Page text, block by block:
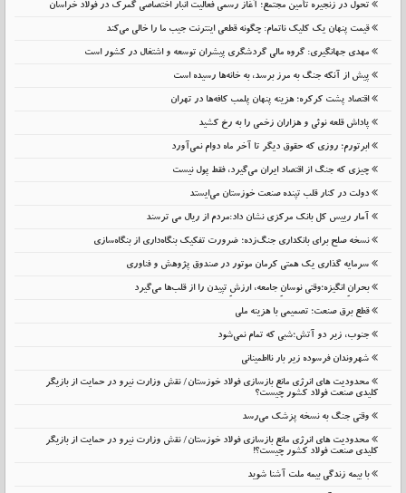
تحول در زنجیره تأمین مجتمع؛ آغاز رسمی فعالیت انبار اختصاصی گمرک در فولاد خراسان
قیمت پنهان یک کلیک ناتمام: چگونه قطعی اینترنت جیب ما را خالی می‌کند
مهدی جهانگیری: گروه مالی گردشگری پیشران توسعه و اشتغال در کشور است
پیش از آنکه جنگ به مرز برسد، به خانه‌ها رسیده است
اقتصاد پشت کرکره؛ هزینه پنهان پلمب کافه‌ها در تهران
پاداش قلعه نوئی و هزاران زخمی را به رخ کشید
ابرتورم؛ روزی که حقوق دیگر تا آخر ماه دوام نمی‌آورد
چیزی که جنگ از اقتصاد ایران می‌گیرد، فقط پول نیست
دولت در کنار قلب تپنده صنعت خوزستان می‌ایستد
آمار رییس کل بانک مرکزی نشان داد:مردم از ریال می ترسند
نسخه صلح برای بانکداری جنگ‌زده؛ ضرورت تفکیک بنگاه‌داری از بنگاه‌سازی
سرمایه گذاری یک همتی کرمان موتور در صندوق پژوهش و فناوری
بحرانِ انگیزه؛وقتی نوسانِ جامعه، ارزشِ تپیدن را از قلب‌ها می‌گیرد
قطع برق صنعت؛ تصمیمی با هزینه ملی
جنوب، زیر دو آتش؛شبی که تمام نمی‌شود
شهروندان فرسوده زیر بار نااطمینانی
محدودیت های انرژی مانع بازسازی فولاد خوزستان/ نقش وزارت نیرو در حمایت از بازیگر
کلیدی صنعت فولاد کشور چیست؟
وقتی جنگ به نسخه پزشک می‌رسد
محدودیت های انرژی مانع بازسازی فولاد خوزستان/ نقش وزارت نیرو در حمایت از بازیگر
کلیدی صنعت فولاد کشور چیست؟!
با بیمه زندگی بیمه ملت آشنا شوید